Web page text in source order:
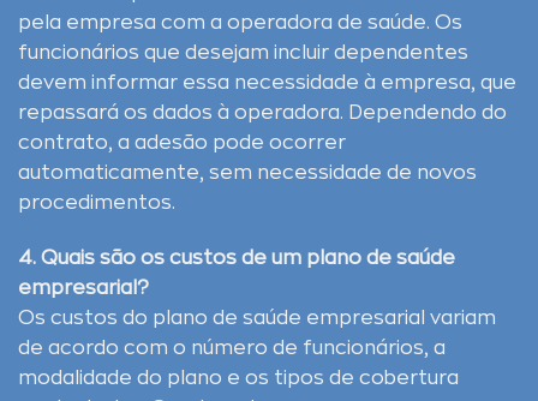
pela empresa com a operadora de saúde. Os
funcionários que desejam incluir dependentes
devem informar essa necessidade à empresa, que
repassará os dados à operadora. Dependendo do
contrato, a adesão pode ocorrer
automaticamente, sem necessidade de novos
procedimentos.
4. Quais são os custos de um plano de saúde
empresarial?
Os custos do plano de saúde empresarial variam
de acordo com o número de funcionários, a
modalidade do plano e os tipos de cobertura